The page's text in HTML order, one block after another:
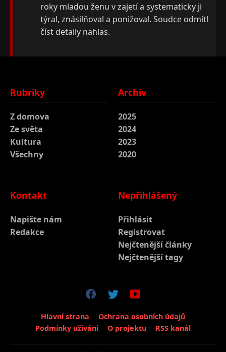
roky mladou ženu v zajetí a systematicky ji
týral, znásilňoval a ponižoval. Soudce odmítl
číst detaily nahlas.
Rubriky
Z domova
Ze světa
Kultura
Všechny
Archiv
2025
2024
2023
2020
Kontakt
Napište nám
Redakce
Nepřihlášený
Přihlásit
Registrovat
Nejčtenější články
Nejčtenější tagy
Hlavní strana
Ochrana osobních údajů
Podmínky užívání
O projektu RSS kanál